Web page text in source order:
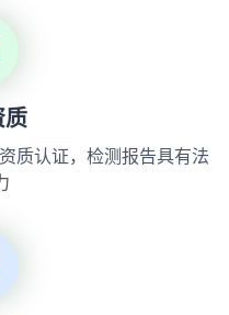
质认证，检测报告具有法